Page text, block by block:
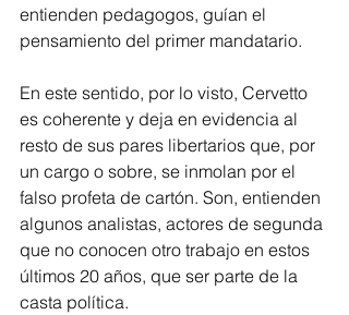
entienden pedagogos, guían el
pensamiento del primer mandatario.
En este sentido, por lo visto, Cervetto
es coherente y deja en evidencia al
resto de sus pares libertarios que, por
un cargo o sobre, se inmolan por el
falso profeta de cartón. Son, entienden
algunos analistas, actores de segunda
que no conocen otro trabajo en estos
últimos 20 años, que ser parte de la
casta política.